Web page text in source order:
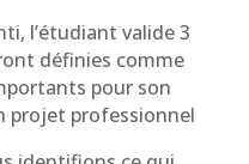
l’étudiant valide 3
définies comme
pour son
projet professionnel